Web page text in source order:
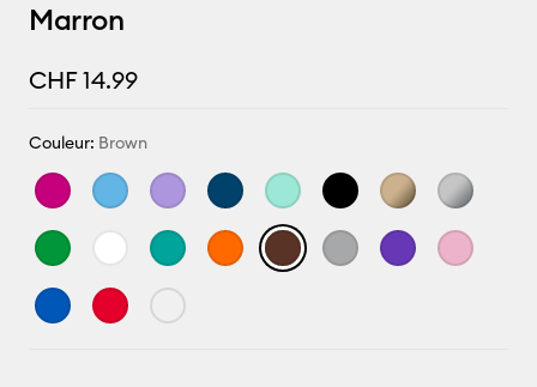
Marron
CHF 14.99
Couleur: Brown